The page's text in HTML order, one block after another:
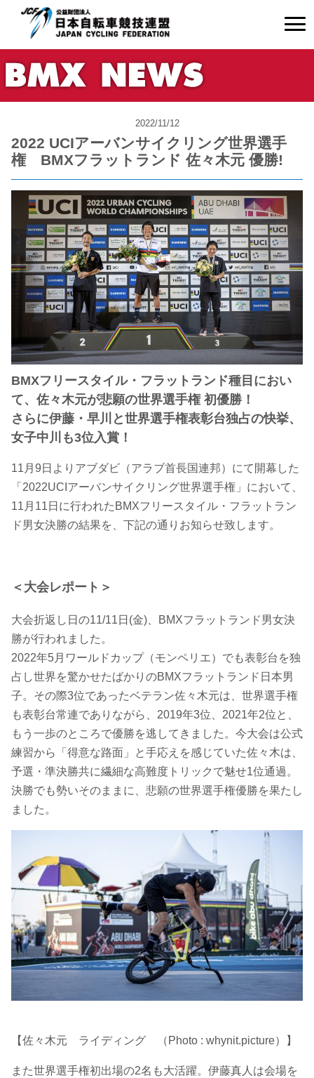
2022/11/12
2022 UCIアーバンサイクリング世界選手
権 BMXフラットランド 佐々木元 優勝!
BMXフリースタイル・フラットランド種目におい
て、佐々木元が悲願の世界選手権 初優勝！
さらに伊藤・早川と世界選手権表彰台独占の快挙、
女子中川も3位入賞！
11月9日よりアブダビ（アラブ首長国連邦）にて開幕した
「2022UCIアーバンサイクリング世界選手権」において、
11月11日に行われたBMXフリースタイル・フラットラン
ド男女決勝の結果を、下記の通りお知らせ致します。
＜大会レポート＞
大会折返し日の11/11日(金)、BMXフラットランド男女決
勝が行われました。
2022年5月ワールドカップ（モンペリエ）でも表彰台を独
占し世界を驚かせたばかりのBMXフラットランド日本男
子。その際3位であったベテラン佐々木元は、世界選手権
も表彰台常連でありながら、2019年3位、2021年2位と、
もう一歩のところで優勝を逃してきました。今大会は公式
練習から「得意な路面」と手応えを感じていた佐々木は、
予選・準決勝共に繊細な高難度トリックで魅せ1位通過。
決勝でも勢いそのままに、悲願の世界選手権優勝を果たし
ました。
【佐々木元 ライディング （Photo : whynit.picture）】
また世界選手権初出場の2名も大活躍。伊藤真人は会場を